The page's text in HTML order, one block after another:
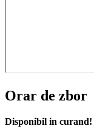
Orar de zbor
Disponibil in curand!